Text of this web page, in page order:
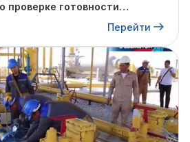
проверке готовности
Перейти